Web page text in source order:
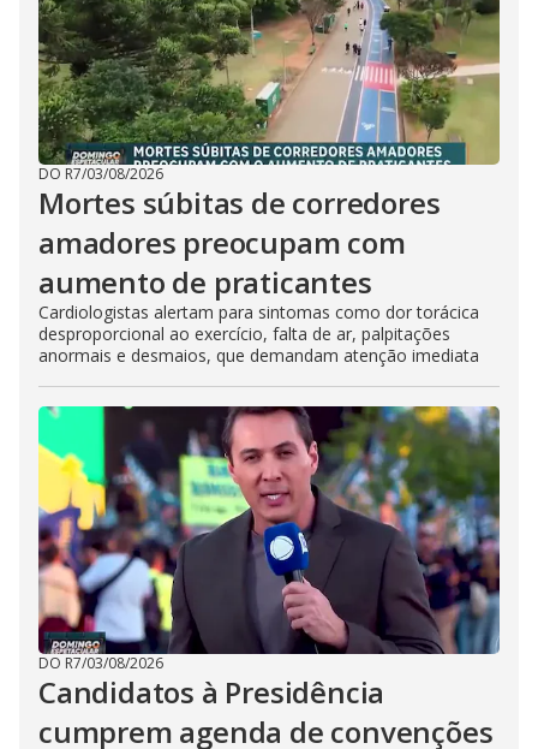
DO R7/03/08/2026
Mortes súbitas de corredores
amadores preocupam com
aumento de praticantes
Cardiologistas alertam para sintomas como dor torácica
desproporcional ao exercício, falta de ar, palpitações
anormais e desmaios, que demandam atenção imediata
DO R7/03/08/2026
Candidatos à Presidência
cumprem agenda de convenções